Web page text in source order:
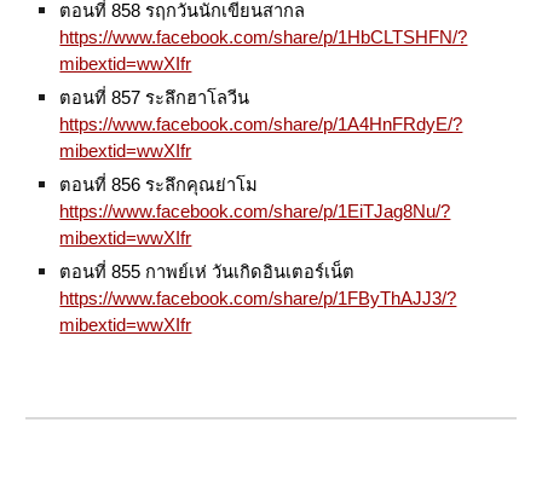
ตอนที่ 858 รฤกวันนักเขียนสากล
https://www.facebook.com/share/p/1HbCLTSHFN/?
mibextid=wwXIfr
ตอนที่ 857 ระลึกฮาโลวีน
https://www.facebook.com/share/p/1A4HnFRdyE/?
mibextid=wwXIfr
ตอนที่ 856 ระลึกคุณย่าโม
https://www.facebook.com/share/p/1EiTJag8Nu/?
mibextid=wwXIfr
ตอนที่ 855 กาพย์เห่ วันเกิดอินเตอร์เน็ต
https://www.facebook.com/share/p/1FByThAJJ3/?
mibextid=wwXIfr